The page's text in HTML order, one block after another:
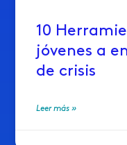
10
jóvenes a
de crisis
Leer más »